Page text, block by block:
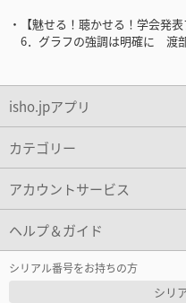
・【魅せる！聴かせる！学会発
6．グラフの強調は明確に 渡
isho.jpアプリ
カテゴリー
アカウントサービス
ヘルプ＆ガイド
シリアル番号をお持ちの方
シリ